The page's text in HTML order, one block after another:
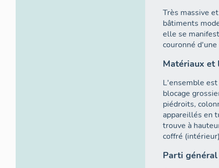
Très massive
bâtiments
elle se
couronné
Matériaux et
L'ensemble
blocage
piédroits,
appareillés en
trouve à
coffré
Parti général